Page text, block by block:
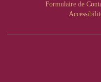
Formulaire de